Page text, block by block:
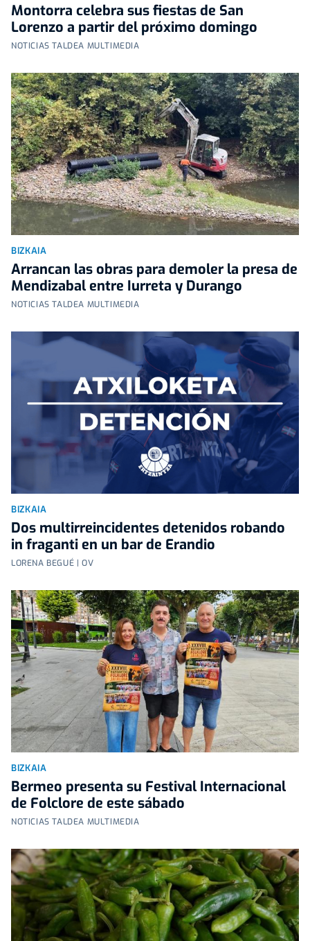
Montorra celebra sus fiestas de San
Lorenzo a partir del próximo domingo
NOTICIAS TALDEA MULTIMEDIA
BIZKAIA
Arrancan las obras para demoler la presa de
Mendizabal entre Iurreta y Durango
NOTICIAS TALDEA MULTIMEDIA
BIZKAIA
Dos multirreincidentes detenidos robando
in fraganti en un bar de Erandio
LORENA BEGUÉ | OV
BIZKAIA
Bermeo presenta su Festival Internacional
de Folclore de este sábado
NOTICIAS TALDEA MULTIMEDIA